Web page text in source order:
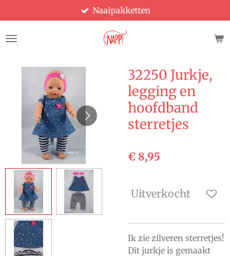
direct
naar
Naaipakketten
32250 Jurkje,
legging en
hoofdband
sterretjes
€ 8,95
Uitverkocht
Ik zie zilveren sterretjes!
Dit jurkje is gemaakt